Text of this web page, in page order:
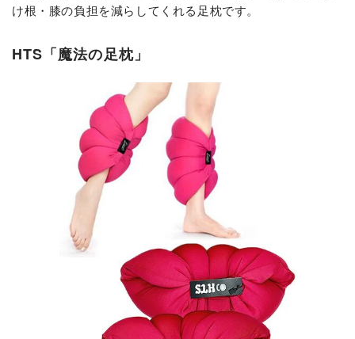
け根・膝の負担を減らしてくれる足枕です。
HTS「魔法の足枕」